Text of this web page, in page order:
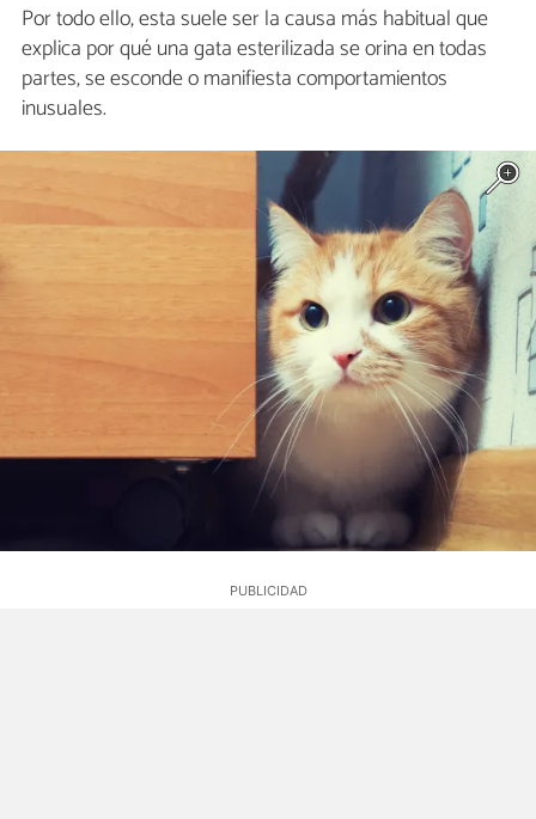
Por todo ello, esta suele ser la causa más habitual que
explica por qué una gata esterilizada se orina en todas
partes, se esconde o manifiesta comportamientos
inusuales.